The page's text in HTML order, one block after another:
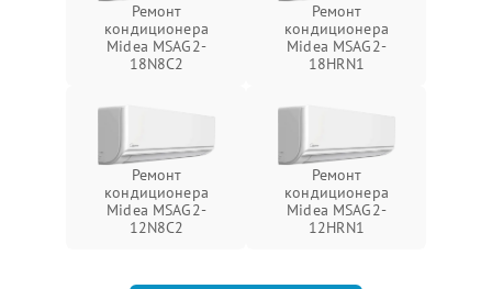
Ремонт
кондиционера
Midea MSAG2-
18N8C2
Ремонт
кондиционера
Midea MSAG2-
18HRN1
Ремонт
кондиционера
Midea MSAG2-
12N8C2
Ремонт
кондиционера
Midea MSAG2-
12HRN1